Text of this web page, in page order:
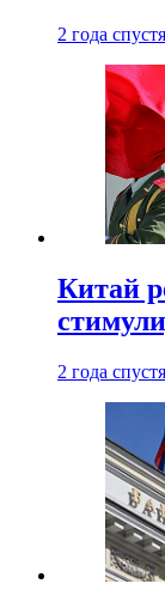
2 года спустя
Китай
2 года спустя